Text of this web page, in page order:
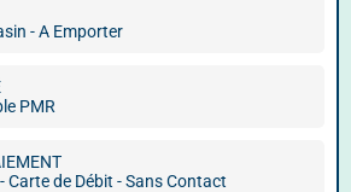
- A Emporter
PMR
Carte de Débit - Sans Contact